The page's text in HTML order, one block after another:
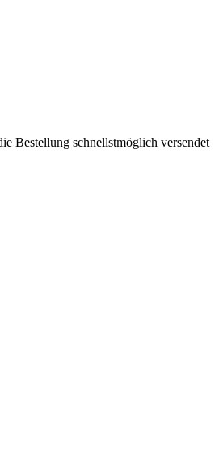
Bestellung schnellstmöglich versendet